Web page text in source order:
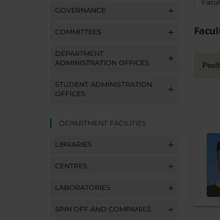
GOVERNANCE
COMMITTEES
DEPARTMENT
ADMINISTRATION OFFICES
STUDENT ADMINISTRATION
OFFICES
DEPARTMENT FACILITIES
LIBRARIES
CENTRES
LABORATORIES
SPIN OFF AND COMPANIES